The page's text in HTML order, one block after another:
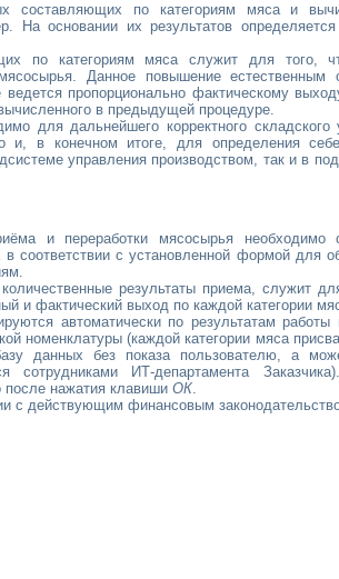
составляющих по категориям мяса и
На основании их результатов
по категориям мяса служит для того,
Данное повышение естественным
пропорционально фактическому
в предыдущей процедуре.
для дальнейшего корректного складского
и, в конечном итоге, для определения
управления производством, так и в
и переработки мясосырья необходимо
соответствии с установленной формой для
результаты приема, служит
и фактический выход по каждой категории
автоматически по результатам
номенклатуры (каждой категории мяса
данных без показа пользователю, а
сотрудниками ИТ-департамента
после нажатия клавиши ОК.
с действующим финансовым